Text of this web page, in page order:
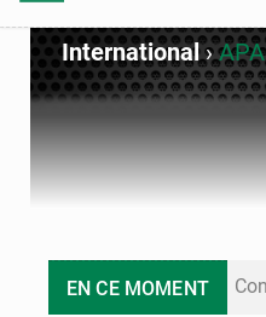
International›APA
EN CE MOMENT